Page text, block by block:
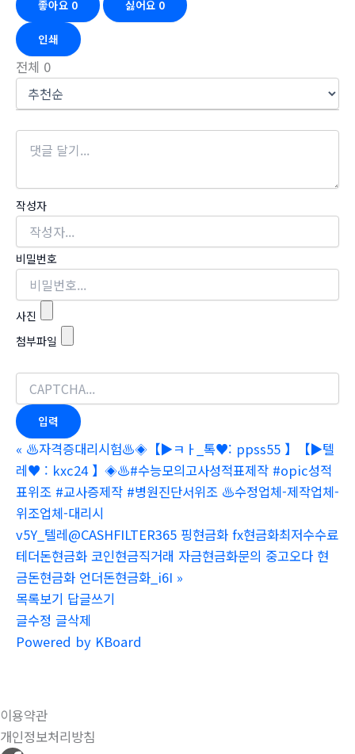
좋아요 0 싫어요 0
인쇄
전체 0
작성자
비밀번호
사진
첨부파일
« ♨️자격증대리시험♨️◈【▶ㅋㅏ_톡♥: ppss55 】【▶텔
레♥ : kxc24 】◈♨️#수능모의고사성적표제작 #opic성적
표위조 #교사증제작 #병원진단서위조 ♨️수정업체-제작업체-
위조업체-대리시
v5Y_텔레@CASHFILTER365 핑현금화 fx현금화최저수수료
테더돈현금화 코인현금직거래 자금현금화문의 중고오다 현
금돈현금화 언더돈현금화_i6I »
목록보기 답글쓰기
글수정 글삭제
Powered by KBoard
이용약관
개인정보처리방침